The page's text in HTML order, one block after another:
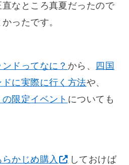
直なところ真夏だったので
ったです。
ドってなに？ から、 四国
に実際に行く方法や、
限定イベント についても
かじめ購入
しておけば